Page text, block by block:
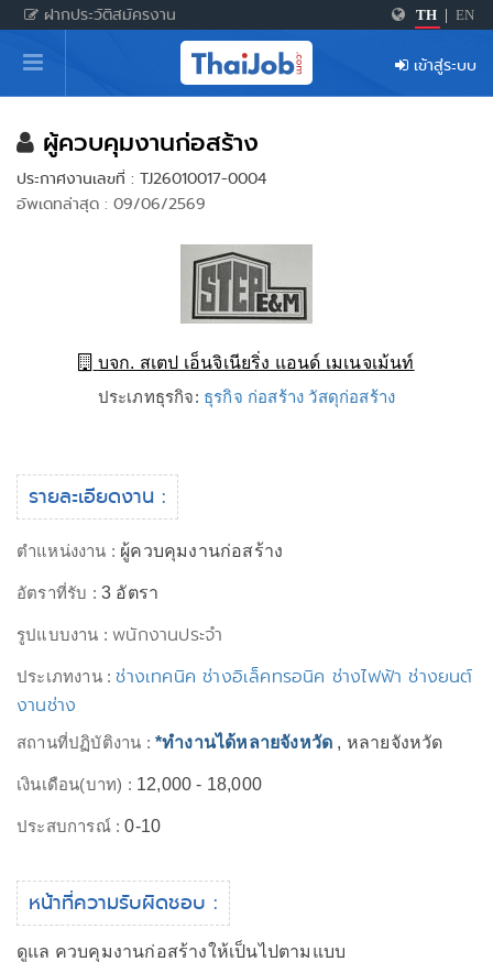
ฝากประวัติสมัครงาน TH EN
หน้าหลัก
ผู้สมัครงาน: เข้าสู่ระบบ
ฝากประวัติสมัครงาน
เกร็ดความรู้
สำหรับผู้ประกอบการ
เข้าสู่ระบบ
ผู้ควบคุมงานก่อสร้าง
ประกาศงานเลขที่ : TJ26010017-0004
อัพเดทล่าสุด : 09/06/2569
บจก. สเตป เอ็นจิเนียริ่ง แอนด์ เมเนจเม้นท์
ประเภทธุรกิจ: ธุรกิจ ก่อสร้าง วัสดุก่อสร้าง
รายละเอียดงาน :
ตำแหน่งงาน : ผู้ควบคุมงานก่อสร้าง
อัตราที่รับ : 3 อัตรา
รูปแบบงาน :พนักงานประจำ
ประเภทงาน :ช่างเทคนิค ช่างอิเล็คทรอนิค ช่างไฟฟ้า ช่างยนต์
งานช่าง
สถานที่ปฏิบัติงาน : *ทำงานได้หลายจังหวัด , หลายจังหวัด
เงินเดือน(บาท) : 12,000 - 18,000
ประสบการณ์ :0-10
หน้าที่ความรับผิดชอบ :
ดูแล ควบคุมงานก่อสร้างให้เป็นไปตามแบบ